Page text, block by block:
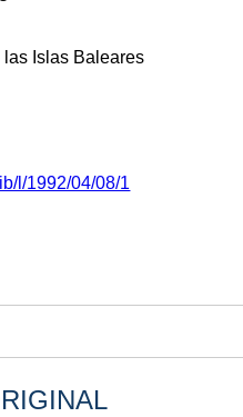
Islas Baleares
l/1992/04/08/1